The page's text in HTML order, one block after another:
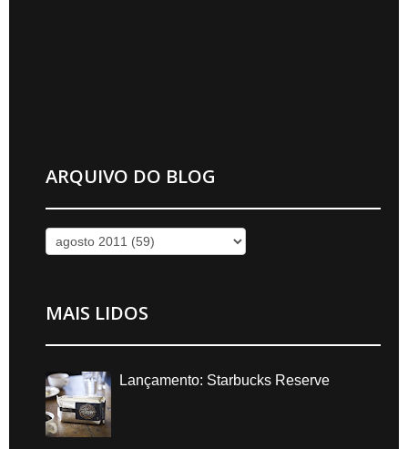
ARQUIVO DO BLOG
MAIS LIDOS
Lançamento: Starbucks Reserve